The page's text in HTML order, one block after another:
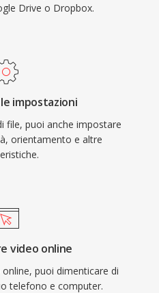
Drive o Dropbox.
impostazioni
file, puoi anche impostare
orientamento e altre
video online
puoi dimenticare di
telefono e computer.